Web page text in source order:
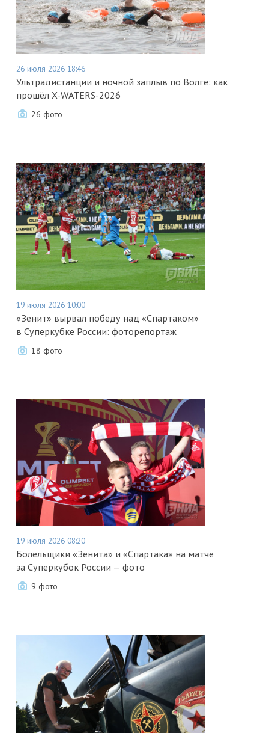
26 июля 2026 18:46
Ультрадистанции и ночной заплыв по Волге: как
прошёл X-WATERS-2026
26 фото
19 июля 2026 10:00
«Зенит» вырвал победу над «Спартаком»
в Суперкубке России: фоторепортаж
18 фото
19 июля 2026 08:20
Болельщики «Зенита» и «Спартака» на матче
за Суперкубок России — фото
9 фото